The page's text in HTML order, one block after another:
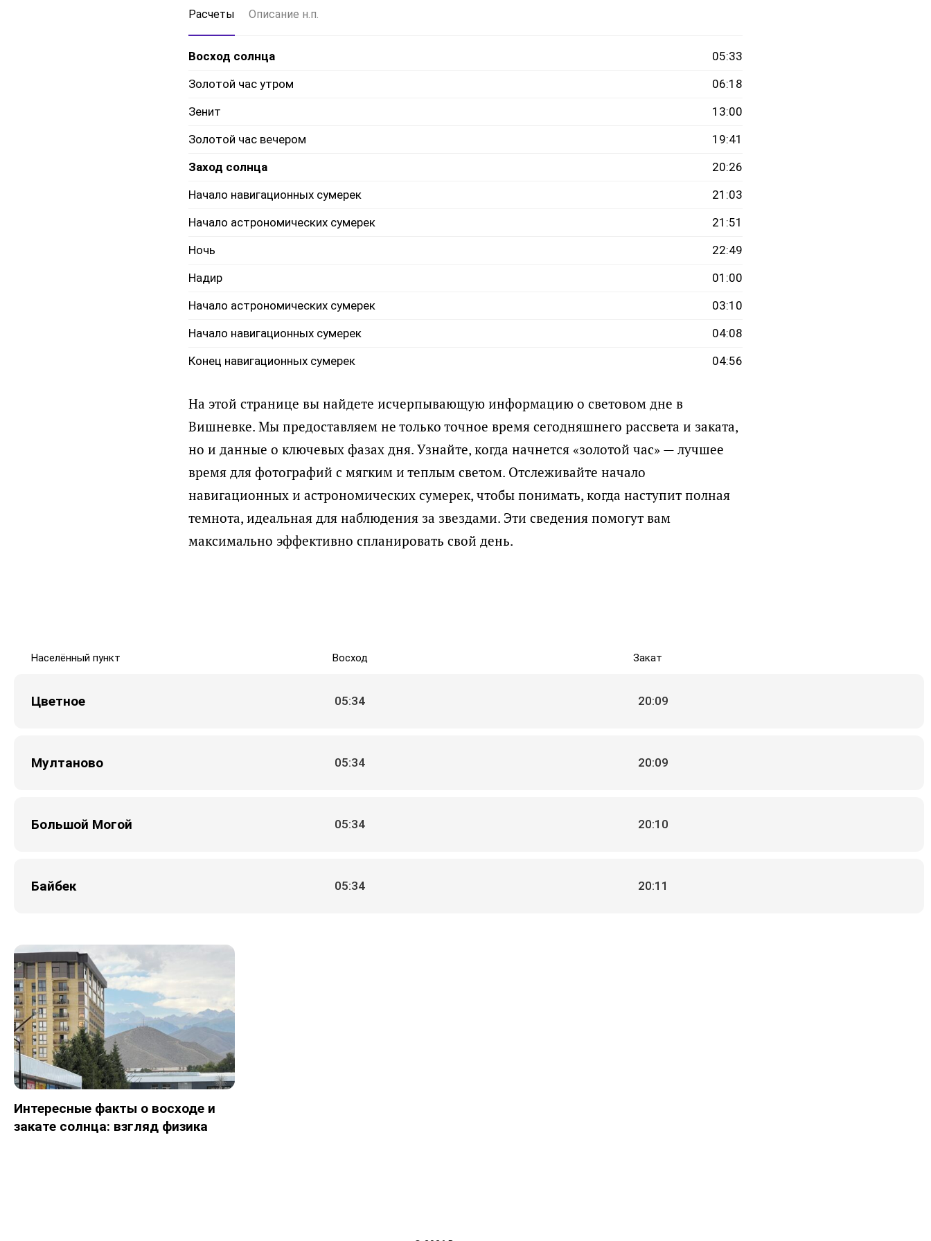
Расчеты Описание н.п.
Восход солнца
05:33
Золотой час утром
06:18
Зенит
13:00
Золотой час вечером
19:41
Заход солнца
20:26
Начало навигационных сумерек
21:03
Начало астрономических сумерек
21:51
Ночь
22:49
Надир
01:00
Начало астрономических сумерек
03:10
Начало навигационных сумерек
04:08
Конец навигационных сумерек
04:56
На этой странице вы найдете исчерпывающую информацию о световом дне в
Вишневке. Мы предоставляем не только точное время сегодняшнего рассвета и заката,
но и данные о ключевых фазах дня. Узнайте, когда начнется «золотой час» — лучшее
время для фотографий с мягким и теплым светом. Отслеживайте начало
навигационных и астрономических сумерек, чтобы понимать, когда наступит полная
темнота, идеальная для наблюдения за звездами. Эти сведения помогут вам
максимально эффективно спланировать свой день.
Населённый пункт Восход Закат
Цветное 05:34 20:09
Мултаново 05:34 20:09
Большой Могой 05:34 20:10
Байбек 05:34 20:11
Интересные факты о восходе и
закате солнца: взгляд физика